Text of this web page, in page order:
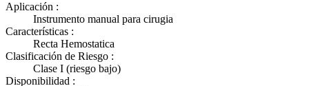
Aplicación :
Instrumento manual para cirugia
Características :
Recta Hemostatica
Clasificación de Riesgo :
Clase I (riesgo bajo)
Disponibilidad :